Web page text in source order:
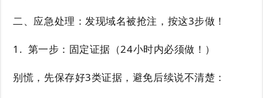
二、应急处理：发现域名被抢注，按这3步做！
1. 第一步：固定证据（24小时内必须做！）
别慌，先保存好3类证据，避免后续说不清楚：